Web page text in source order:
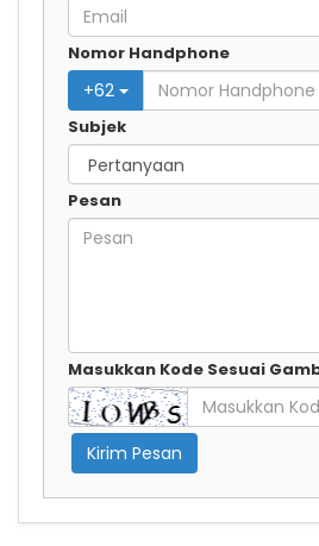
Nomor Handphone
+62
Subjek
Pesan
Masukkan Kode Sesuai